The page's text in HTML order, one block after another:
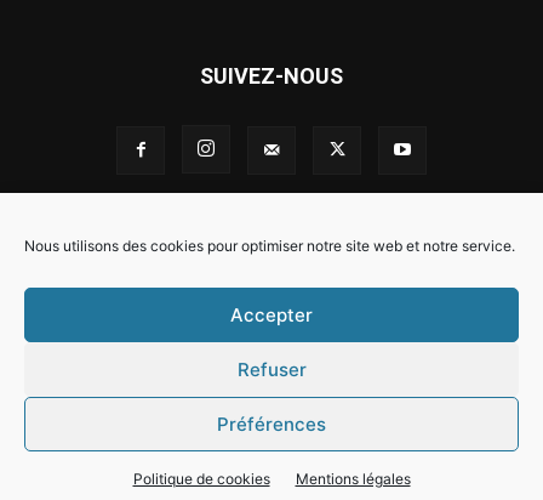
Nous utilisons des cookies pour optimiser notre site web et notre service.
Accepter
Refuser
Préférences
Politique de cookies Mentions légales
SUIVEZ-NOUS
Intégration Ghislain Fayard
Mentions légales